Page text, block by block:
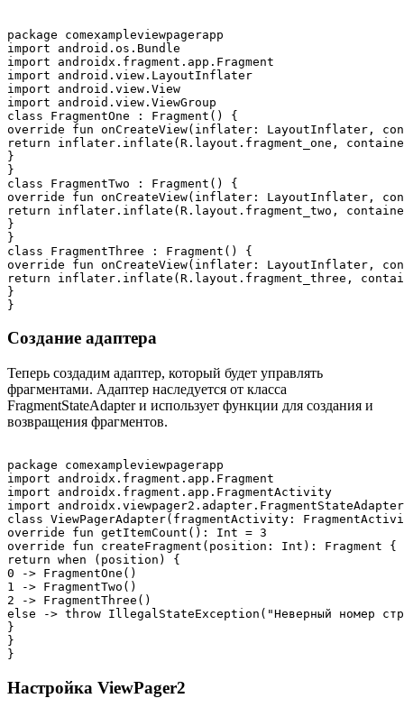
package comexampleviewpagerapp
import android.os.Bundle
import androidx.fragment.app.Fragment
import android.view.LayoutInflater
import android.view.View
import android.view.ViewGroup
class FragmentOne : Fragment() {
override fun onCreateView(inflater: LayoutInflater,
return inflater.inflate(R.layout.fragment_one,
}
}
class FragmentTwo : Fragment() {
override fun onCreateView(inflater: LayoutInflater,
return inflater.inflate(R.layout.fragment_two,
}
}
class FragmentThree : Fragment() {
override fun onCreateView(inflater: LayoutInflater,
return inflater.inflate(R.layout.fragment_three,
}
Создание адаптера
Теперь создадим адаптер, который будет управлять
фрагментами. Адаптер наследуется от класса
FragmentStateAdapter и использует функции для создания и
возвращения фрагментов.
package comexampleviewpagerapp
import androidx.fragment.app.Fragment
import androidx.fragment.app.FragmentActivity
import androidx.viewpager2.adapter.FragmentStateAdapter
class ViewPagerAdapter(fragmentActivity:
override fun getItemCount(): Int = 3
override fun createFragment(position: Int): Fragment {
return when (position) {
0 -> FragmentOne()
1 -> FragmentTwo()
2 -> FragmentThree()
else -> throw IllegalStateException("Неверный номер
}
}
Настройка ViewPager2